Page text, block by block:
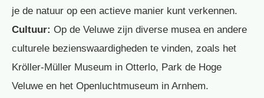
je de natuur op een actieve manier kunt verkennen.
Cultuur: Op de Veluwe zijn diverse musea en andere
culturele bezienswaardigheden te vinden, zoals het
Kröller-Müller Museum in Otterlo, Park de Hoge
Veluwe en het Openluchtmuseum in Arnhem.